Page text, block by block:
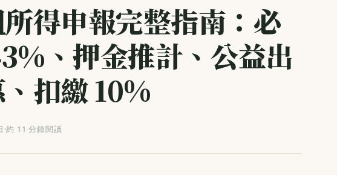
得申報完整指南：必
、押金推計、公益出
扣繳 10%
·約 11 分鐘閱讀